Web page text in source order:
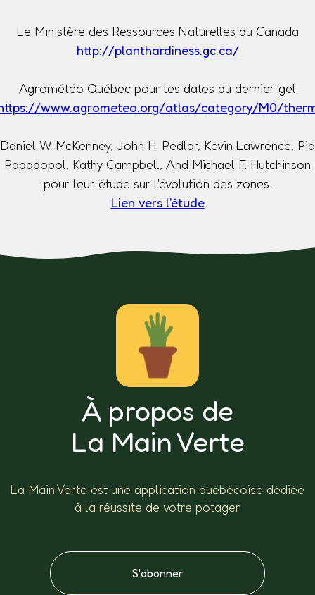
Le Ministère des Ressources Naturelles du Canada
http://planthardiness.gc.ca/
Agrométéo Québec pour les dates du dernier gel
www.agrometeo.org/atlas/category/M0/
Daniel W. McKenney, John H. Pedlar, Kevin Lawrence, Pia
Papadopol, Kathy Campbell, And Michael F. Hutchinson
pour leur étude sur l'évolution des zones.
Lien vers l'étude
À propos de
La Main Verte
La Main Verte est une application québécoise dédiée
à la réussite de votre potager.
S'abonner